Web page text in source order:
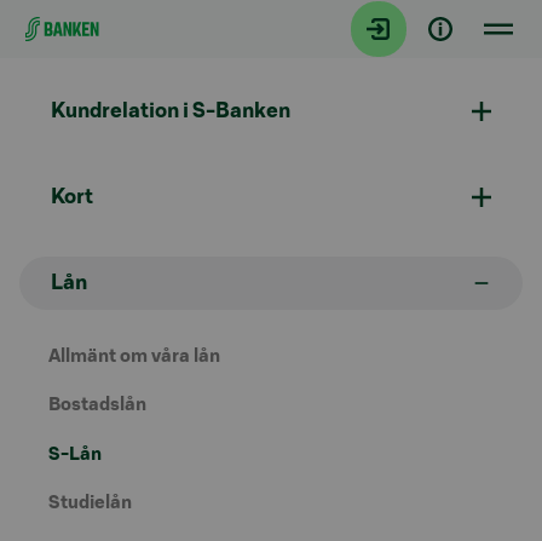
Gå direkt till innehållet
Kundrelation i S-Banken
Kort
Lån
Allmänt om våra lån
Bostadslån
S-Lån
Studielån